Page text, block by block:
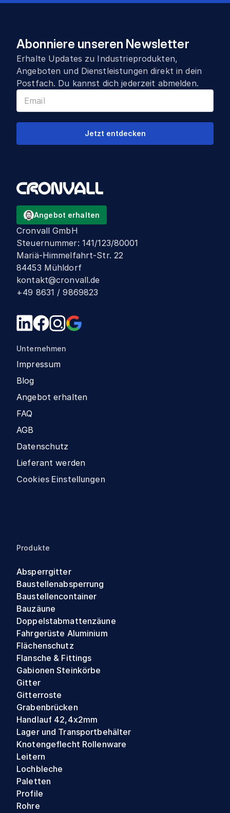
Abonniere unseren Newsletter
Erhalte Updates zu Industrieprodukten,
Angeboten und Dienstleistungen direkt in dein
Postfach. Du kannst dich jederzeit abmelden.
Jetzt entdecken
Angebot erhalten
Cronvall GmbH
Steuernummer: 141/123/80001
Mariä-Himmelfahrt-Str. 22
84453 Mühldorf
kontakt@cronvall.de
+49 8631 / 9869823
Unternehmen
Impressum
Blog
Angebot erhalten
FAQ
AGB
Datenschutz
Lieferant werden
Cookies Einstellungen
Produkte
Absperrgitter
Baustellenabsperrung
Baustellencontainer
Bauzäune
Doppelstabmattenzäune
Fahrgerüste Aluminium
Flächenschutz
Flansche & Fittings
Gabionen Steinkörbe
Gitter
Gitterroste
Grabenbrücken
Handlauf 42,4x2mm
Lager und Transportbehälter
Knotengeflecht Rollenware
Leitern
Lochbleche
Paletten
Profile
Rohre